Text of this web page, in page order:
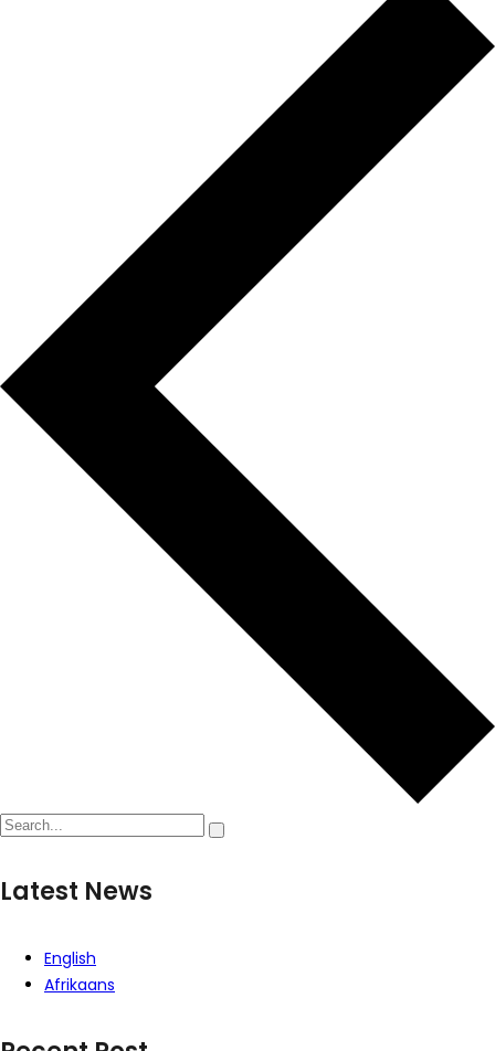
Latest News
English
Afrikaans